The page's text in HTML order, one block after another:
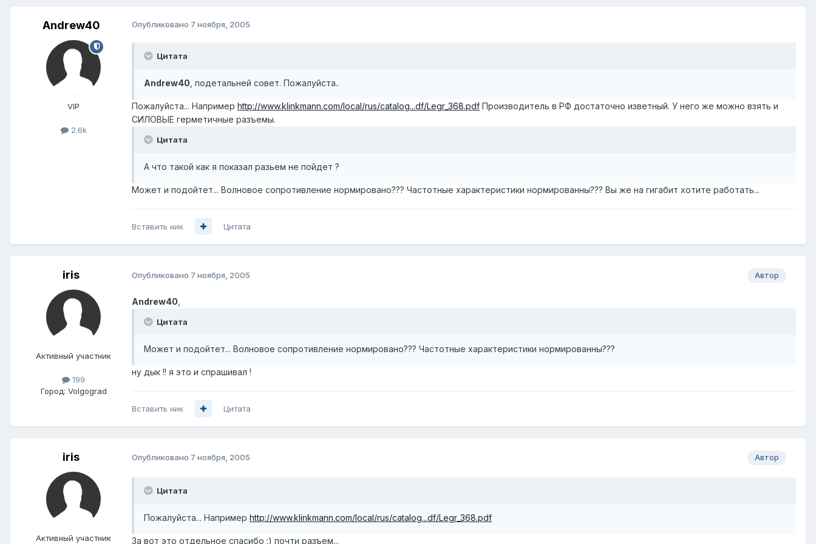
Andrew40
VIP
2.6k
Опубликовано 7 ноября, 2005
Цитата
Andrew40 , подетальней совет. Пожалуйста..
Пожалуйста... Например http://www.klinkmann.com/local/rus/catalog...df/Legr_368.pdf Производитель в РФ достаточно изветный. У него же можно взять и
СИЛОВЫЕ герметичные разъемы.
Цитата
А что такой как я показал разьем не пойдет ?
Может и подойтет... Волновое сопротивление нормировано??? Частотные характеристики нормированны??? Вы же на гигабит хотите работать...
Вставить ник Цитата
iris
Активный участник
199
Город: Volgograd
Автор
Опубликовано 7 ноября, 2005
Andrew40
Цитата
Может и подойтет... Волновое сопротивление нормировано??? Частотные характеристики нормированны???
ну дык !! я это и спрашивал !
Вставить ник Цитата
iris
Активный участник
Автор
Опубликовано 7 ноября, 2005
Цитата
Пожалуйста... Например http://www.klinkmann.com/local/rus/catalog...df/Legr_368.pdf
За вот это отдельное спасибо :) почти разъем...